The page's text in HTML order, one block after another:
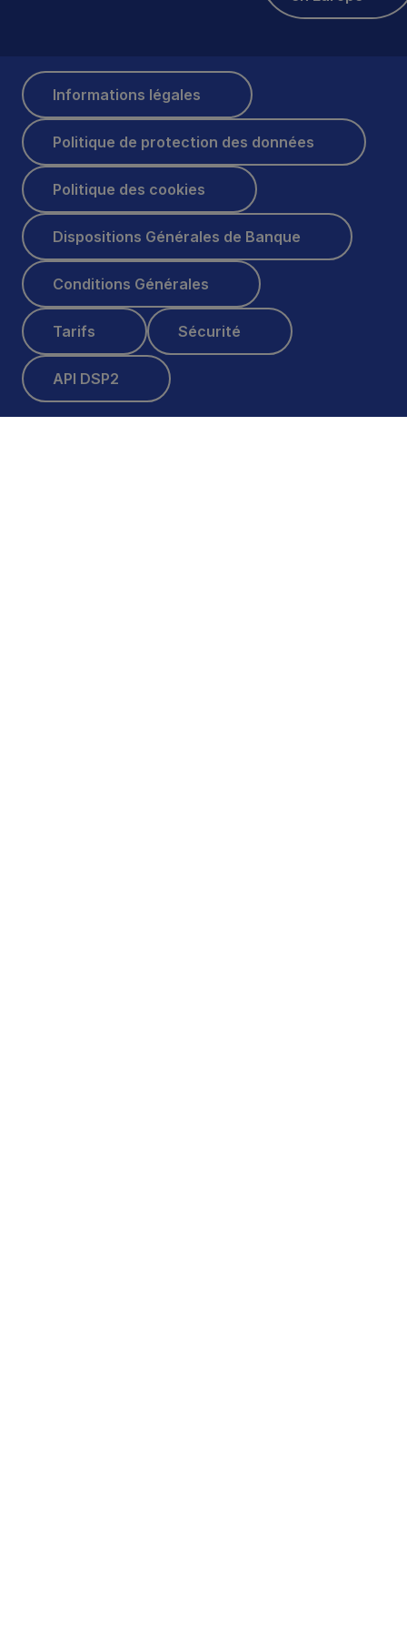
Informations légales
Informations légales
Politique de protection des données
Politique de protection des données
Politique des cookies
Politique des cookies
Dispositions Générales de Banque
Dispositions Générales de Banque
Conditions Générales
Conditions Générales
Tarifs
Tarifs
Sécurité
Sécurité
API DSP2
API DSP2